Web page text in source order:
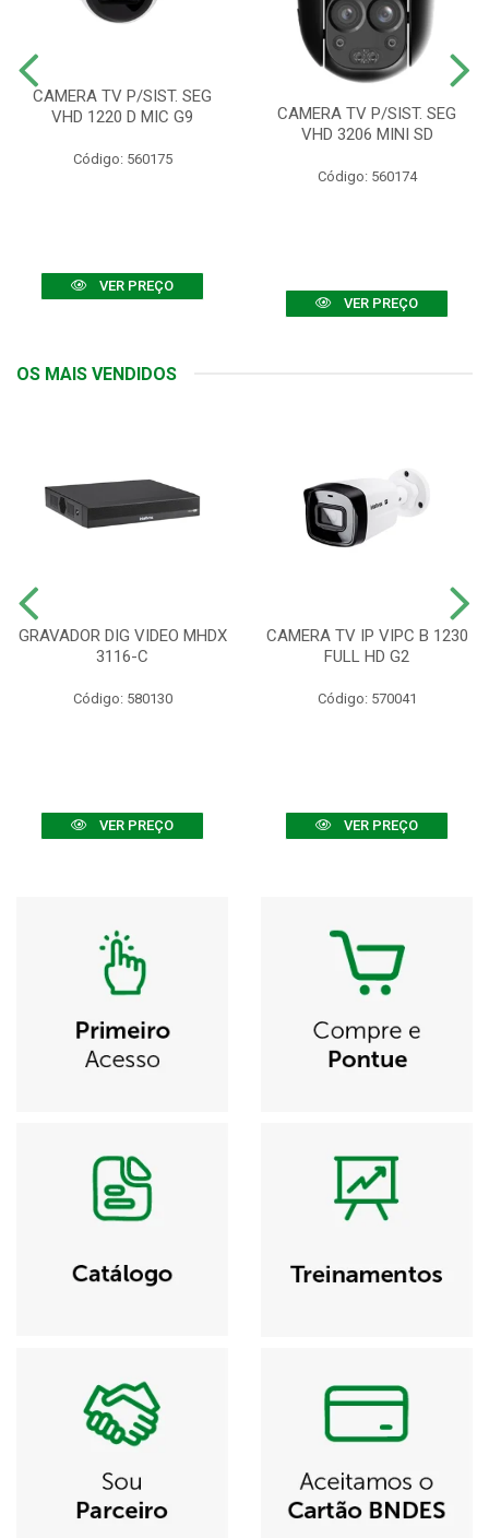
CAMERA TV P/SIST. SEG
VHD 1220 D MIC G9
Código: 560175
VER PREÇO
CAMERA TV P/SIST. SEG
VHD 3206 MINI SD
Código: 560174
VER PREÇO
OS MAIS VENDIDOS
GRAVADOR DIG VIDEO MHDX
3116-C
Código: 580130
VER PREÇO
CAMERA TV IP VIPC B 1230
FULL HD G2
Código: 570041
VER PREÇO